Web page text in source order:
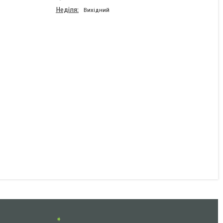
Неділя Вихідний
➧